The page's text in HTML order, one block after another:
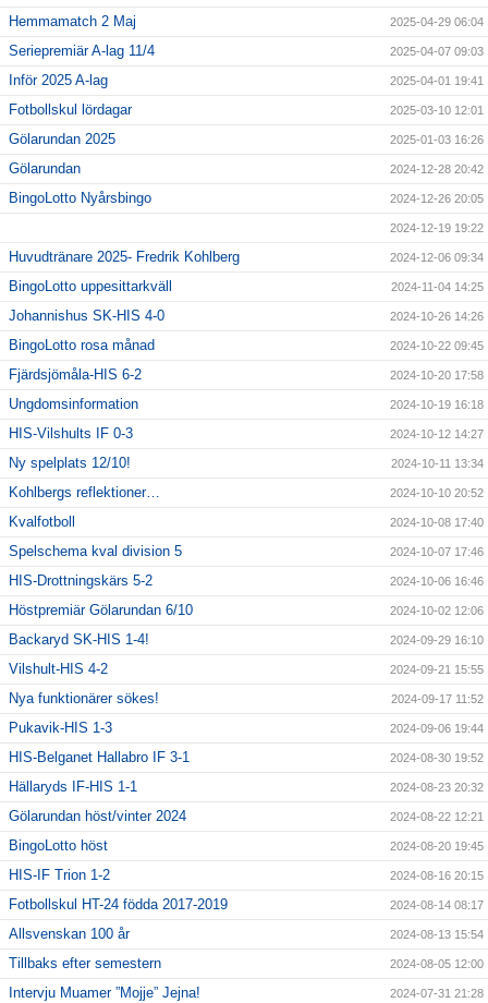
Hemmamatch 2 Maj 2025-04-29 06:04
Seriepremiär A-lag 11/4 2025-04-07 09:03
Inför 2025 A-lag 2025-04-01 19:41
Fotbollskul lördagar 2025-03-10 12:01
Gölarundan 2025 2025-01-03 16:26
Gölarundan 2024-12-28 20:42
BingoLotto Nyårsbingo 2024-12-26 20:05
2024-12-19 19:22
Huvudtränare 2025- Fredrik Kohlberg 2024-12-06 09:34
BingoLotto uppesittarkväll 2024-11-04 14:25
Johannishus SK-HIS 4-0 2024-10-26 14:26
BingoLotto rosa månad 2024-10-22 09:45
Fjärdsjömåla-HIS 6-2 2024-10-20 17:58
Ungdomsinformation 2024-10-19 16:18
HIS-Vilshults IF 0-3 2024-10-12 14:27
Ny spelplats 12/10! 2024-10-11 13:34
Kohlbergs reflektioner… 2024-10-10 20:52
Kvalfotboll 2024-10-08 17:40
Spelschema kval division 5 2024-10-07 17:46
HIS-Drottningskärs 5-2 2024-10-06 16:46
Höstpremiär Gölarundan 6/10 2024-10-02 12:06
Backaryd SK-HIS 1-4! 2024-09-29 16:10
Vilshult-HIS 4-2 2024-09-21 15:55
Nya funktionärer sökes! 2024-09-17 11:52
Pukavik-HIS 1-3 2024-09-06 19:44
HIS-Belganet Hallabro IF 3-1 2024-08-30 19:52
Hällaryds IF-HIS 1-1 2024-08-23 20:32
Gölarundan höst/vinter 2024 2024-08-22 12:21
BingoLotto höst 2024-08-20 19:45
HIS-IF Trion 1-2 2024-08-16 20:15
Fotbollskul HT-24 födda 2017-2019 2024-08-14 08:17
Allsvenskan 100 år 2024-08-13 15:54
Tillbaks efter semestern 2024-08-05 12:00
Intervju Muamer ”Mojje” Jejna! 2024-07-31 21:28